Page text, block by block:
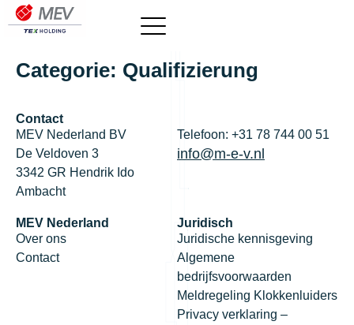
Categorie: Qualifizierung
Contact
MEV Nederland BV
De Veldoven 3
3342 GR Hendrik Ido
Ambacht
Telefoon: +31 78 744 00 51
info@m-e-v.nl
MEV Nederland
Over ons
Contact
Juridisch
Juridische kennisgeving
Algemene
bedrijfsvoorwaarden
Meldregeling Klokkenluiders
Privacy verklaring –